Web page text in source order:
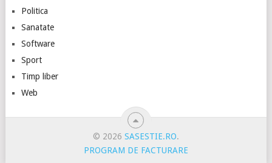
Politica
Sanatate
Software
Sport
Timp liber
Web
© 2026 SASESTIE.RO.
PROGRAM DE FACTURARE